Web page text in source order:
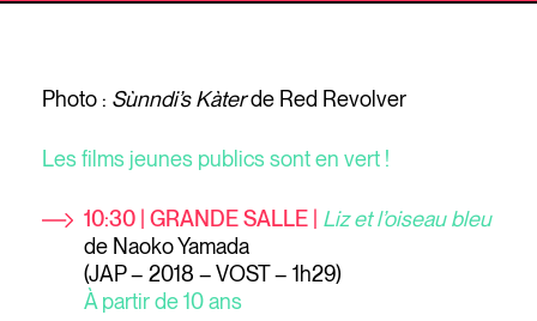
Photo : Sùnndi’s Kàterde Red Revolver
Les films jeunes publics sont en vert !
10:30 | GRANDE SALLE | Liz et l’oiseau bleu
de Naoko Yamada
(JAP – 2018 – VOST – 1h29)
À partir de 10 ans